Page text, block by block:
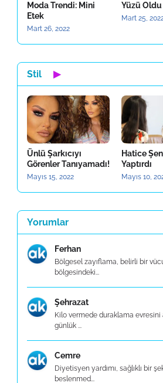
Moda Trendi: Mini
Etek
Mart 26, 2022
Yüzü Oldu
Mart 25,
Stil ▶
Ünlü Şarkıcıyı
Görenler Tanıyamadı!
Mayıs 15, 2022
Hatice
Yaptırdı
Mayıs 10,
Yorumlar
Ferhan
Bölgesel zayıflama, belirli bir
bölgesindeki...
Şehrazat
Kilo vermede duraklama
günlük ...
Cemre
Diyetisyen yardımı, sağlıklı bir
beslenmed...